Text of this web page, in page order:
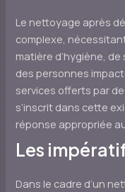
Le nettoyage après
complexe,
matière d’hygiène,
des personnes
services offerts par
s’inscrit dans cette
réponse appropriée
Les
Dans le cadre d’un